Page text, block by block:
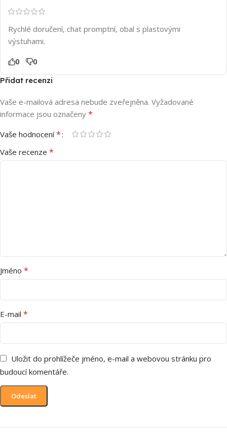
Rychlé doručení, chat promptní, obal s plastovými
výstuhami.
0 0
Přidat recenzi
Vaše e-mailová adresa nebude zveřejněna. Vyžadované
informace jsou označeny *
Vaše hodnocení*
Vaše recenze *
Jméno *
E-mail *
Uložit do prohlížeče jméno, e-mail a webovou stránku pro
budoucí komentáře.